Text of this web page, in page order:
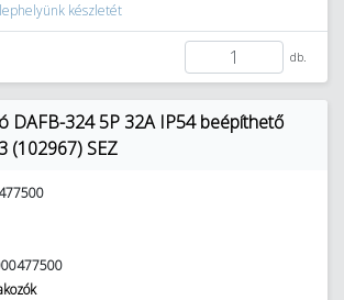
készletét
db.
DAFB-324 5P 32A IP54 beépíthető
(102967) SEZ